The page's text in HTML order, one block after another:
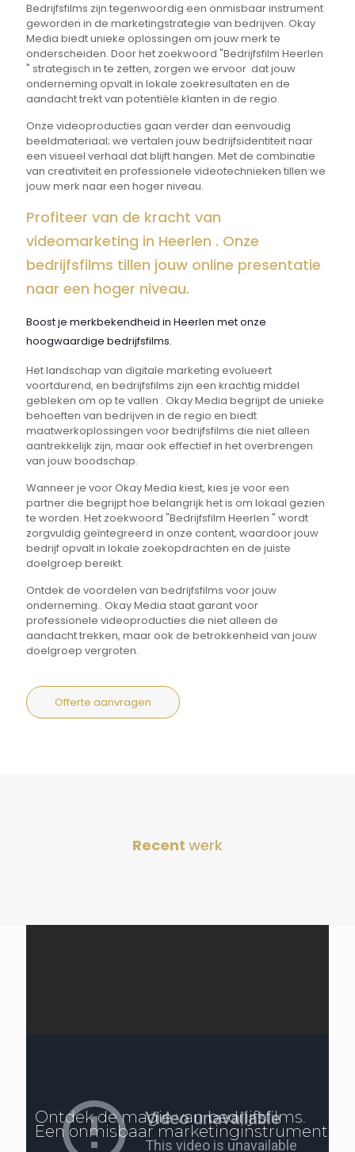
Bedrijfsfilms zijn tegenwoordig een onmisbaar instrument
geworden in de marketingstrategie van bedrijven. Okay
Media biedt unieke oplossingen om jouw merk te
onderscheiden. Door het zoekwoord "Bedrijfsfilm Heerlen
" strategisch in te zetten, zorgen we ervoor dat jouw
onderneming opvalt in lokale zoekresultaten en de
aandacht trekt van potentiële klanten in de regio.
Onze videoproducties gaan verder dan eenvoudig
beeldmateriaal; we vertalen jouw bedrijfsidentiteit naar
een visueel verhaal dat blijft hangen. Met de combinatie
van creativiteit en professionele videotechnieken tillen we
jouw merk naar een hoger niveau.
Profiteer van de kracht van
videomarketing in Heerlen . Onze
bedrijfsfilms tillen jouw online presentatie
naar een hoger niveau.
Boost je merkbekendheid in Heerlen met onze
hoogwaardige bedrijfsfilms.
Het landschap van digitale marketing evolueert
voortdurend, en bedrijfsfilms zijn een krachtig middel
gebleken om op te vallen . Okay Media begrijpt de unieke
behoeften van bedrijven in de regio en biedt
maatwerkoplossingen voor bedrijfsfilms die niet alleen
aantrekkelijk zijn, maar ook effectief in het overbrengen
van jouw boodschap.
Wanneer je voor Okay Media kiest, kies je voor een
partner die begrijpt hoe belangrijk het is om lokaal gezien
te worden. Het zoekwoord "Bedrijfsfilm Heerlen " wordt
zorgvuldig geïntegreerd in onze content, waardoor jouw
bedrijf opvalt in lokale zoekopdrachten en de juiste
doelgroep bereikt.
Ontdek de voordelen van bedrijfsfilms voor jouw
onderneming.. Okay Media staat garant voor
professionele videoproducties die niet alleen de
aandacht trekken, maar ook de betrokkenheid van jouw
doelgroep vergroten.
Offerte aanvragen
Recent werk
Ontdek de magie van bedrijfsfilms.
Een onmisbaar marketinginstrument